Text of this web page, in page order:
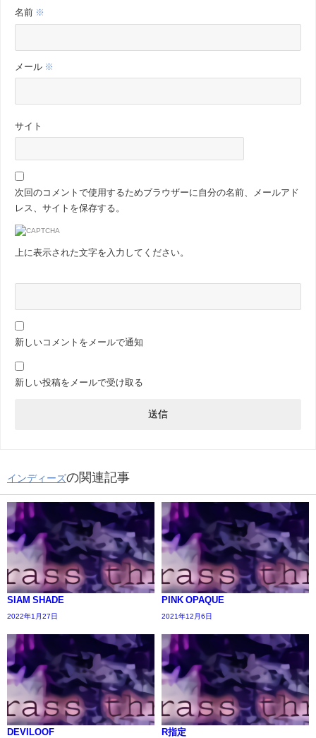
名前 ※
メール ※
サイト
次回のコメントで使用するためブラウザーに自分の名前、メールアド
レス、サイトを保存する。
上に表示された文字を入力してください。
新しいコメントをメールで通知
新しい投稿をメールで受け取る
インディーズの関連記事
SIAM SHADE
2022年1月27日
PINK OPAQUE
2021年12月6日
DEVILOOF R指定